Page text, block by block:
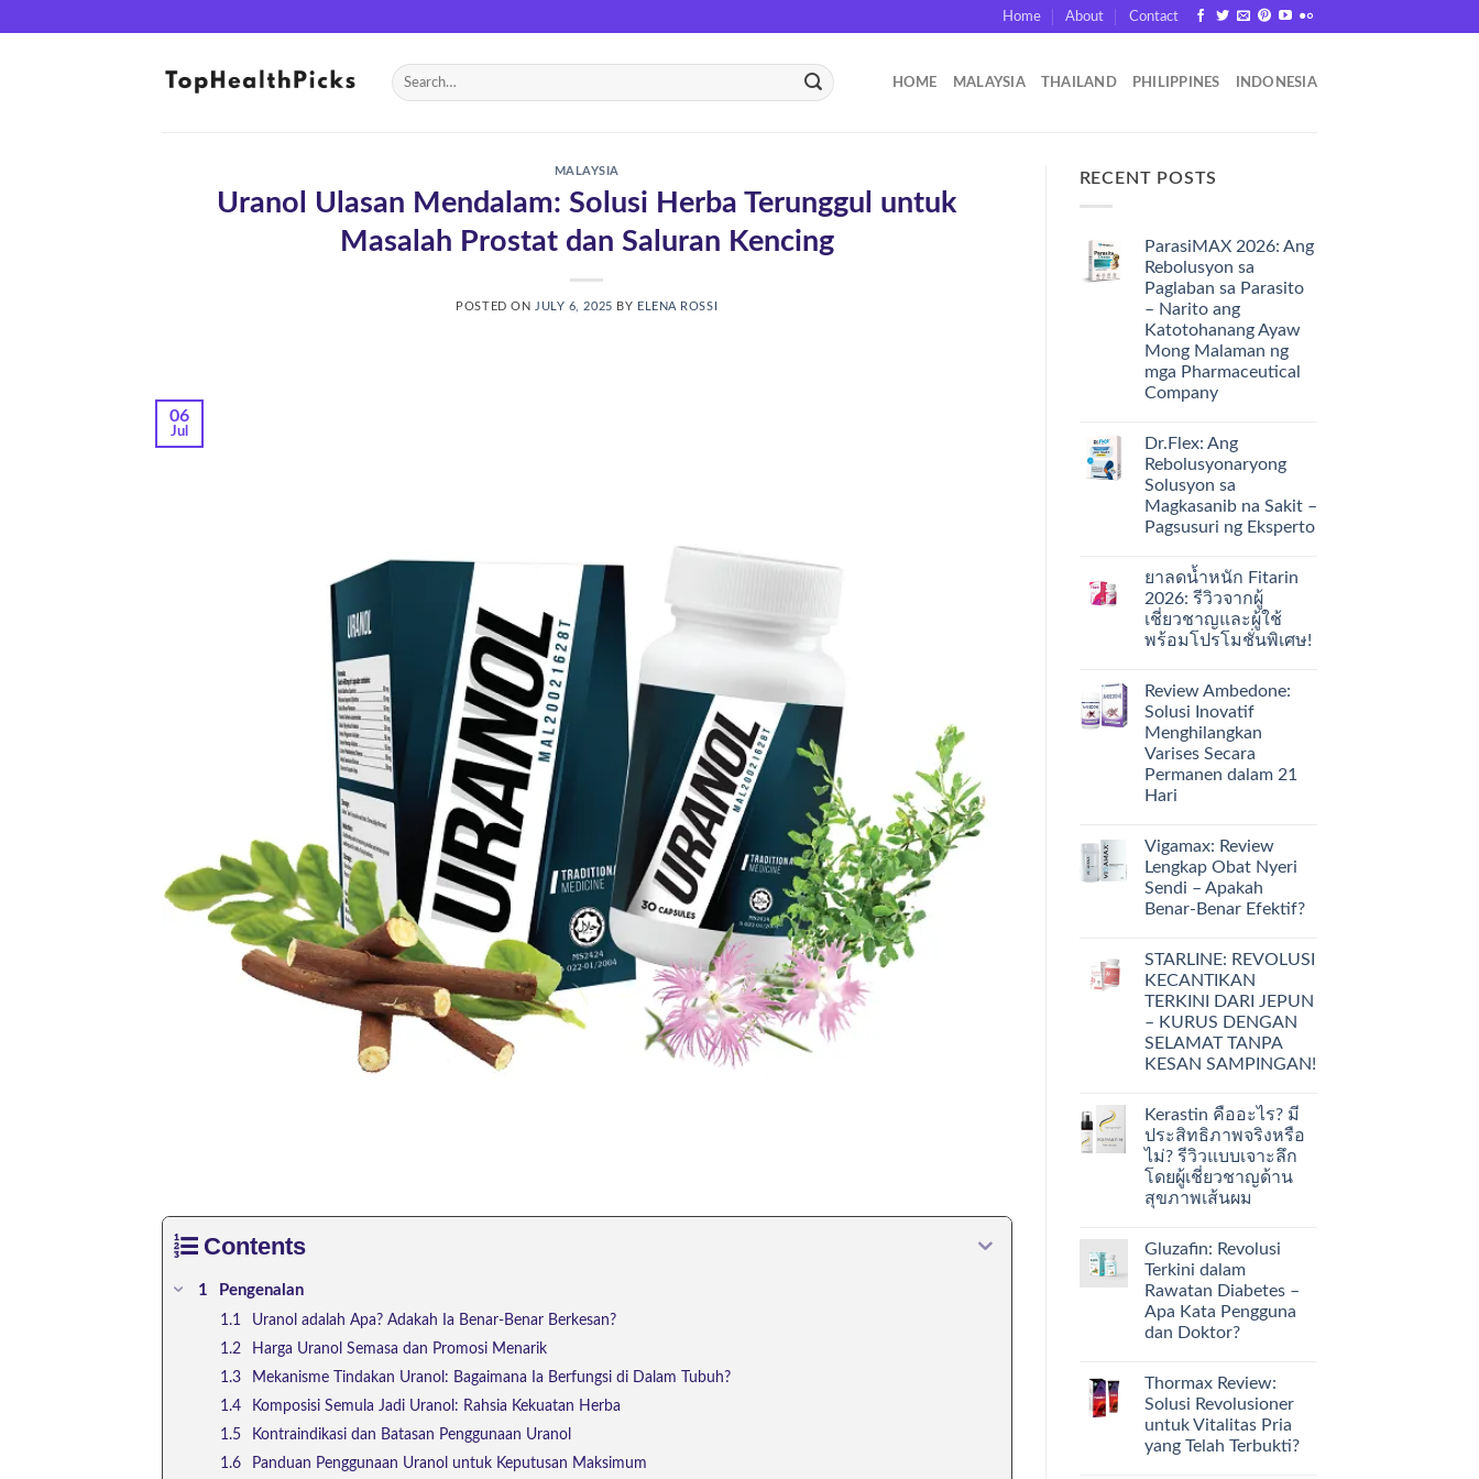
Home About Contact
HOME MALAYSIA THAILAND PHILIPPINES INDONESIA
MALAYSIA
Uranol Ulasan Mendalam: Solusi Herba Terunggul untuk
Masalah Prostat dan Saluran Kencing
POSTED ON JULY 6, 2025 BY ELENA ROSSI
06
Jul
Contents
Pengenalan
Uranol adalah Apa? Adakah Ia Benar-Benar Berkesan?
Harga Uranol Semasa dan Promosi Menarik
Mekanisme Tindakan Uranol: Bagaimana Ia Berfungsi di Dalam Tubuh?
Komposisi Semula Jadi Uranol: Rahsia Kekuatan Herba
Kontraindikasi dan Batasan Penggunaan Uranol
Panduan Penggunaan Uranol untuk Keputusan Maksimum
RECENT POSTS
ParasiMAX 2026: Ang
Rebolusyon sa
Paglaban sa Parasito
– Narito ang
Katotohanang Ayaw
Mong Malaman ng
mga Pharmaceutical
Company
Dr.Flex: Ang
Rebolusyonaryong
Solusyon sa
Magkasanib na Sakit –
Pagsusuri ng Eksperto
ยาลดน้ำหนัก Fitarin
2026: รีวิวจากผู้
เชี่ยวชาญและผู้ใช้
พร้อมโปรโมชั่นพิเศษ!
Review Ambedone:
Solusi Inovatif
Menghilangkan
Varises Secara
Permanen dalam 21
Hari
Vigamax: Review
Lengkap Obat Nyeri
Sendi – Apakah
Benar-Benar Efektif?
STARLINE: REVOLUSI
KECANTIKAN
TERKINI DARI JEPUN
– KURUS DENGAN
SELAMAT TANPA
KESAN SAMPINGAN!
Kerastin คืออะไร? มี
ประสิทธิภาพจริงหรือ
ไม่? รีวิวแบบเจาะลึก
โดยผู้เชี่ยวชาญด้าน
สุขภาพเส้นผม
Gluzafin: Revolusi
Terkini dalam
Rawatan Diabetes –
Apa Kata Pengguna
dan Doktor?
Thormax Review:
Solusi Revolusioner
untuk Vitalitas Pria
yang Telah Terbukti?